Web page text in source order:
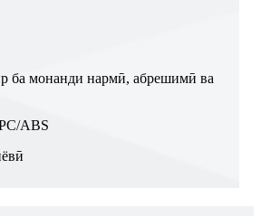
ба монанди нармӣ, абрешимӣ ва
ABS